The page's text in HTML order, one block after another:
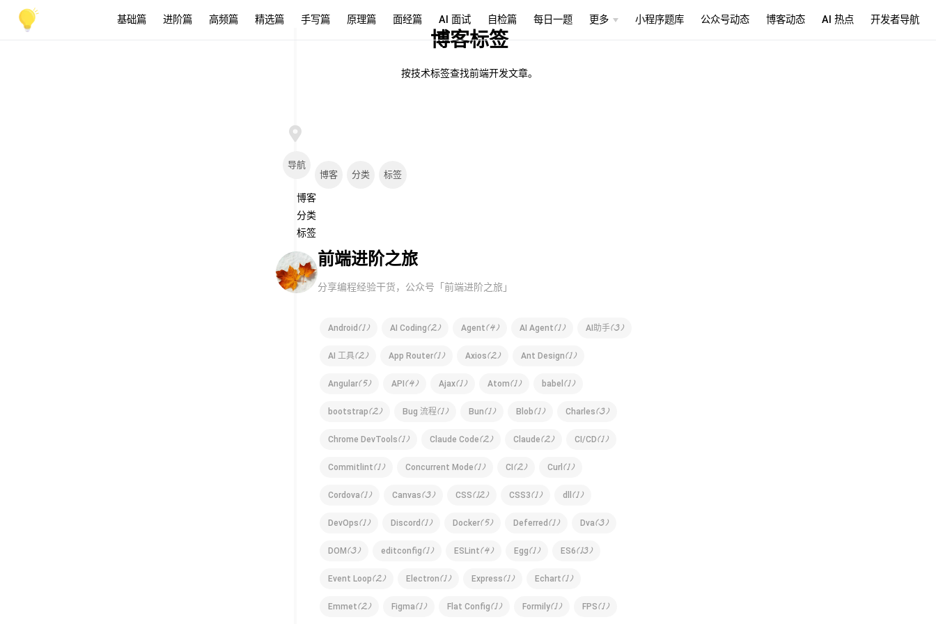
基础篇 进阶篇 高频篇 精选篇 手写篇 原理篇 面经篇 AI 面试 自检篇 每日一题 更多 小程序题库 公众号动态 博客动态 AI 热点 开发者导航
博客标签
按技术标签查找前端开发文章。
导航
博客
分类 标签
博客
分类
标签
前端进阶之旅
分享编程经验干货，公众号「前端进阶之旅」
Android (1) AI Coding(2) Agent(4) AI Agent(1) AI助手(3)
AI 工具(2) App Router(1) Axios(2) Ant Design(1)
Angular(5) API(4) Ajax(1) Atom(1) babel (1)
bootstrap(2) Bug 流程(1) Bun(1) Blob(1) Charles(3)
Chrome DevTools(1) Claude Code(2) Claude(2) CI/CD(1)
Commitlint(1) Concurrent Mode(1) CI(2) Curl (1)
Cordova(1) Canvas(3) CSS(12) CSS3(1) dll (1)
DevOps(1) Discord (1) Docker(5) Deferred (1) Dva(3)
DOM(3) editconfig(1) ESLint(4) Egg(1) ES6(13)
Event Loop(2) Electron(1) Express(1) Echart(1)
Emmet(2) Figma(1) Flat Config(1) Formily(1) FPS(1)